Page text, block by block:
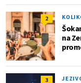
2
na
3